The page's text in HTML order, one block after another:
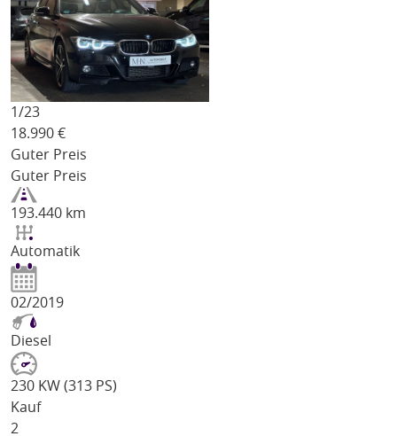
1/23
18.990 €
Guter Preis
Guter Preis
193.440 km
Automatik
02/2019
Diesel
230 KW (313 PS)
Kauf
2